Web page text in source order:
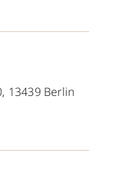
13439 Berlin